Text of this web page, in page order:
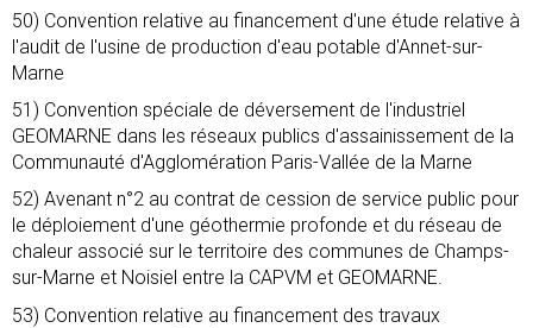
50) Convention relative au financement d'une étude relative à
l'audit de l'usine de production d'eau potable d'Annet-sur-
Marne
51) Convention spéciale de déversement de l'industriel
GEOMARNE dans les réseaux publics d'assainissement de la
Communauté d'Agglomération Paris-Vallée de la Marne
52) Avenant n°2 au contrat de cession de service public pour
le déploiement d'une géothermie profonde et du réseau de
chaleur associé sur le territoire des communes de Champs-
sur-Marne et Noisiel entre la CAPVM et GEOMARNE.
53) Convention relative au financement des travaux